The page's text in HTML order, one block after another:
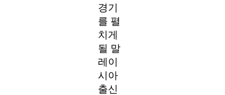
경기
를 펼
치게
될 말
레이
시아
출신